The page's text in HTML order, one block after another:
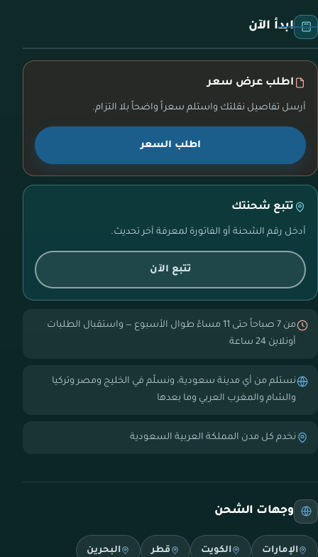
ابدأ الآن
اطلب عرض سعر
أرسل تفاصيل نقلتك واستلم سعراً واضحاً بلا التزام.
اطلب السعر
تتبع شحنتك
أدخل رقم الشحنة أو الفاتورة لمعرفة آخر تحديث.
تتبع الآن
من 7 صباحاً حتى 11 مساءً طوال الأسبوع — واستقبال الطلبات
أونلاين 24 ساعة
نستلم من أي مدينة سعودية، ونسلّم في الخليج ومصر وتركيا
والشام والمغرب العربي وما بعدها
نخدم كل مدن المملكة العربية السعودية
وجهات الشحن
الإمارات الكويت قطر البحرين